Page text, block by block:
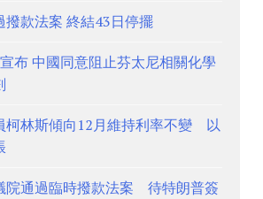
撥款法案 終結43日停擺
布 中國同意阻止芬太尼相關化學
柯林斯傾向12月維持利率不變 以
院通過臨時撥款法案 待特朗普簽